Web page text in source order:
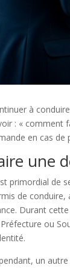
à
: « comment
en cas de
une
primordial de
de conduire,
Durant
ou
un